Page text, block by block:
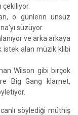
o günlerin ünsüz
süzüyor.
ve arka arkaya
istek alan müzik klibi
Wilson gibi birçok
Big Gang klarnet,
söylediği müthiş